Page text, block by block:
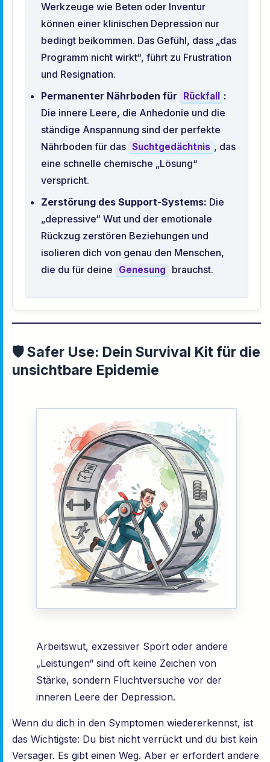
Werkzeuge wie Beten oder Inventur
können einer klinischen Depression nur
bedingt beikommen. Das Gefühl, dass „das
Programm nicht wirkt“, führt zu Frustration
und Resignation.
Permanenter Nährboden für
Rückfall :
Die innere Leere, die Anhedonie und die
ständige Anspannung sind der perfekte
Nährboden für das Suchtgedächtnis , das
eine schnelle chemische „Lösung“
verspricht.
Zerstörung des Support-Systems: Die
„depressive“ Wut und der emotionale
Rückzug zerstören Beziehungen und
isolieren dich von genau den Menschen,
die du für deine
Genesung brauchst.
🛡️ Safer Use: Dein Survival Kit für die
unsichtbare Epidemie
Arbeitswut, exzessiver Sport oder andere
„Leistungen“ sind oft keine Zeichen von
Stärke, sondern Fluchtversuche vor der
inneren Leere der Depression.
Wenn du dich in den Symptomen wiedererkennst, ist
das Wichtigste: Du bist nicht verrückt und du bist kein
Versager. Es gibt einen Weg. Aber er erfordert andere